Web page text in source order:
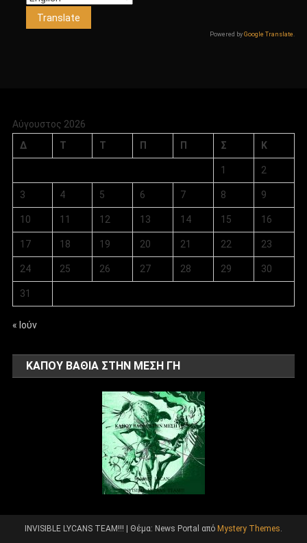
Powered byGoogle Translate .
Αύγουστος 2026
Δ
Τ Τ Π Π Σ Κ
1 2
3 4 5 6 7 8 9
10 11 12 13 14 15 16
17 18 19 20 21 22 23
24 25 26 27 28 29 30
31
« Ιούν
ΚΑΠΟΥ ΒΑΘΙΑ ΣΤΗΝ ΜΕΣΗ ΓΗ
INVISIBLE LYCANS TEAM!!! Θέμα: News Portal από Mystery Themes.